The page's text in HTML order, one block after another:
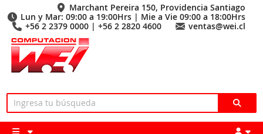
Marchant Pereira 150, Providencia Santiago
Lun y Mar: 09:00 a 19:00Hrs | Mie a Vie 09:00 a 18:00Hrs
+56 2 2379 0000 | +56 2 2820 4600
ventas@wei.cl